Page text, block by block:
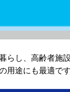
らし、高齢者施
用途にも最適で